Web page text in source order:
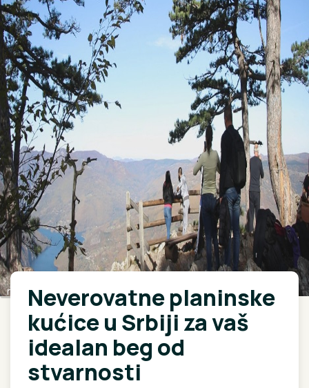
rina
Neverovatne planinske
kućice u Srbiji za vaš
idealan beg od
stvarnosti